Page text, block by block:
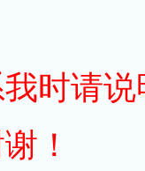
时请
！